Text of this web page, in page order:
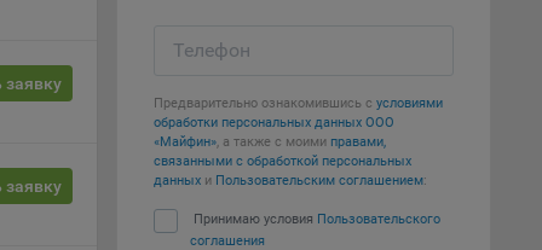
заявку
заявку
Телефон
Предварительно ознакомившись с условиями
обработки персональных данных ООО
«Майфин», а также с моими правами,
связанными с обработкой персональных
данных и Пользовательским соглашением:
Принимаю условия Пользовательского
соглашения